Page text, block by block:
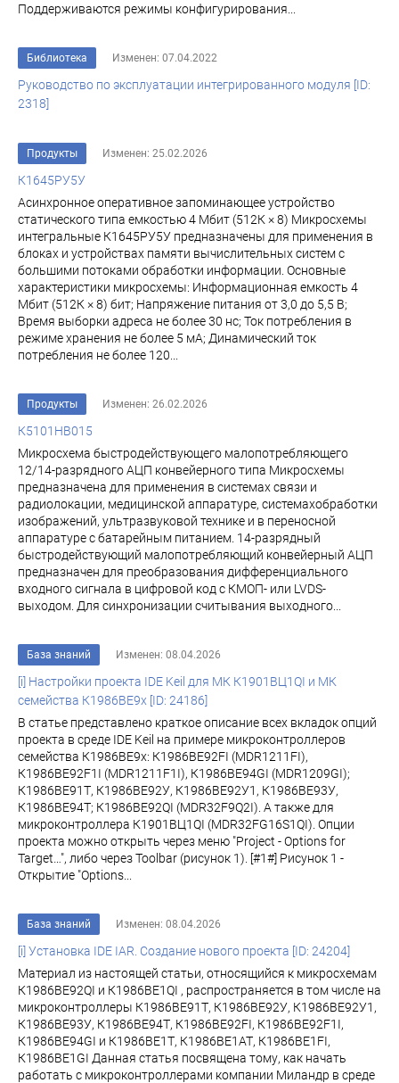
Поддерживаются режимы конфигурирования...
Библиотека Изменен: 07.04.2022
Руководство по эксплуатации интегрированного модуля [ID:
2318]
Продукты Изменен: 25.02.2026
К1645РУ5У
Асинхронное оперативное запоминающее устройство
статического типа емкостью 4 Мбит (512К × 8) Микросхемы
интегральные К1645РУ5У предназначены для применения в
блоках и устройствах памяти вычислительных систем с
большими потоками обработки информации. Основные
характеристики микросхемы: Информационная емкость 4
Мбит (512К × 8) бит; Напряжение питания от 3,0 до 5,5 В;
Время выборки адреса не более 30 нс; Ток потребления в
режиме хранения не более 5 мА; Динамический ток
потребления не более 120...
Продукты Изменен: 26.02.2026
К5101НВ015
Микросхема быстродействующего малопотребляющего
12/14-разрядного АЦП конвейерного типа Микросхемы
предназначена для применения в системах связи и
радиолокации, медицинской аппаратуре, системахобработки
изображений, ультразвуковой технике и в переносной
аппаратуре с батарейным питанием. 14-разрядный
быстродействующий малопотребляющий конвейерный АЦП
предназначен для преобразования дифференциального
входного сигнала в цифровой код с КМОП- или LVDS-
выходом. Для синхронизации считывания выходного...
База знаний Изменен: 08.04.2026
[i] Настройки проекта IDE Keil для МК К1901ВЦ1QI и МК
семейства К1986ВЕ9x [ID: 24186]
В статье представлено краткое описание всех вкладок опций
проекта в среде IDE Keil на примере микроконтроллеров
семейства К1986ВЕ9x: К1986ВЕ92FI (MDR1211FI),
К1986ВЕ92F1I (MDR1211F1I), К1986ВЕ94GI (MDR1209GI);
К1986ВЕ91Т, К1986ВЕ92У, К1986ВЕ92У1, К1986ВЕ93У,
К1986ВЕ94Т; К1986ВЕ92QI (MDR32F9Q2I). А также для
микроконтроллера К1901ВЦ1QI (MDR32FG16S1QI). Опции
проекта можно открыть через меню "Project - Options for
Target…", либо через Toolbar (рисунок 1). [#1#] Рисунок 1 -
Открытие "Options...
База знаний Изменен: 08.04.2026
[i] Установка IDE IAR. Создание нового проекта [ID: 24204]
Материал из настоящей статьи, относящийся к микросхемам
К1986ВЕ92QI и К1986ВЕ1QI , распространяется в том числе на
микроконтроллеры К1986ВЕ91Т, К1986ВЕ92У, К1986ВЕ92У1,
К1986ВЕ93У, К1986ВЕ94Т, К1986ВЕ92FI, К1986ВЕ92F1I,
К1986ВЕ94GI и К1986ВЕ1Т, К1986ВЕ1АТ, К1986ВЕ1FI,
К1986ВЕ1GI Данная статья посвящена тому, как начать
работать с микроконтроллерами компании Миландр в среде